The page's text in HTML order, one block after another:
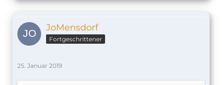
JoMensdorf
Fortgeschrittener
25. Januar 2019